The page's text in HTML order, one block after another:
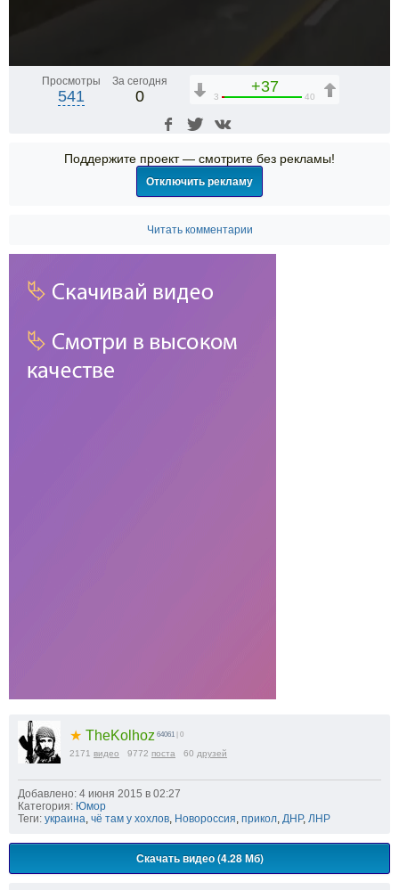
Просмотры
541
За сегодня
0
+37
3 40
Поддержите проект — смотрите без рекламы!
Отключить рекламу
Читать комментарии
★ TheKolhoz 64061 | 0
2171 видео 9772 поста 60 друзей
Добавлено: 4 июня 2015 в 02:27
Категория: Юмор
Теги: украина чё там у хохлов Новороссия прикол ДНР, ЛНР
Скачать видео (4.28 Мб)